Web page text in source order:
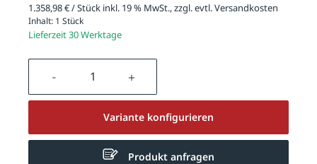
1.358,98 € / Stück inkl. 19 % MwSt., zzgl. evtl.Versandkosten
Inhalt: 1 Stück
Lieferzeit 30 Werktage
Produkt Anzahl: Gib den
Variante konfigurieren
Produkt anfragen